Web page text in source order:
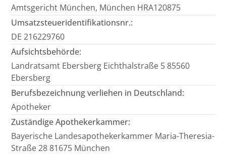
Amtsgericht München, München HRA120875
Umsatzsteueridentifikationsnr.:
DE 216229760
Aufsichtsbehörde:
Landratsamt Ebersberg Eichthalstraße 5 85560
Ebersberg
Berufsbezeichnung verliehen in Deutschland:
Apotheker
Zuständige Apothekerkammer:
Bayerische Landesapothekerkammer Maria-Theresia-
Straße 28 81675 München